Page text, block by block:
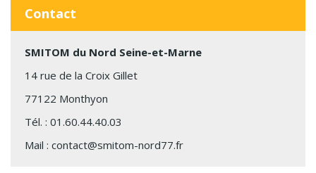
Contact
SMITOM du Nord Seine-et-Marne
14 rue de la Croix Gillet
77122 Monthyon
Tél. : 01.60.44.40.03
Mail : contact@smitom-nord77.fr